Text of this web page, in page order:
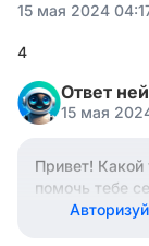
15 мая 2024
4
Ответ
15 мая
Привет! Какой
помочь тебе